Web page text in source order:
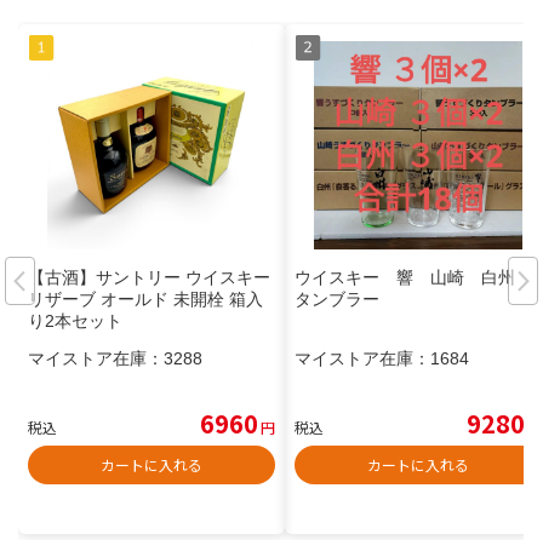
【古酒】サントリー ウイスキー
リザーブ オールド 未開栓 箱入
り2本セット
マイストア在庫： 3288
税込 6960円
カートに入れる
ウイスキー 響 山崎 白州
タンブラー
マイストア在庫： 1684
税込 9280
カートに入れる